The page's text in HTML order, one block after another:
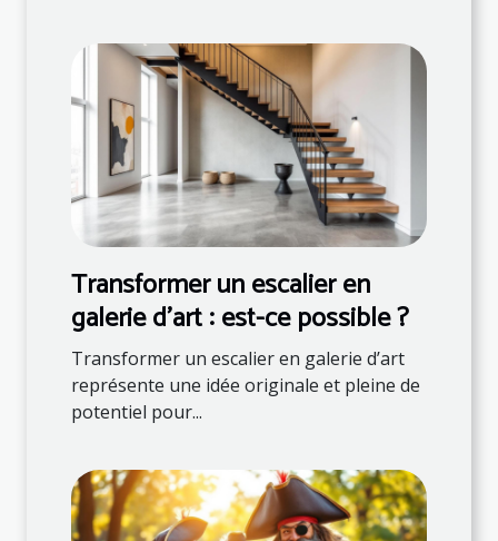
Transformer un escalier en
galerie d'art : est-ce possible ?
Transformer un escalier en galerie d’art
représente une idée originale et pleine de
potentiel pour...